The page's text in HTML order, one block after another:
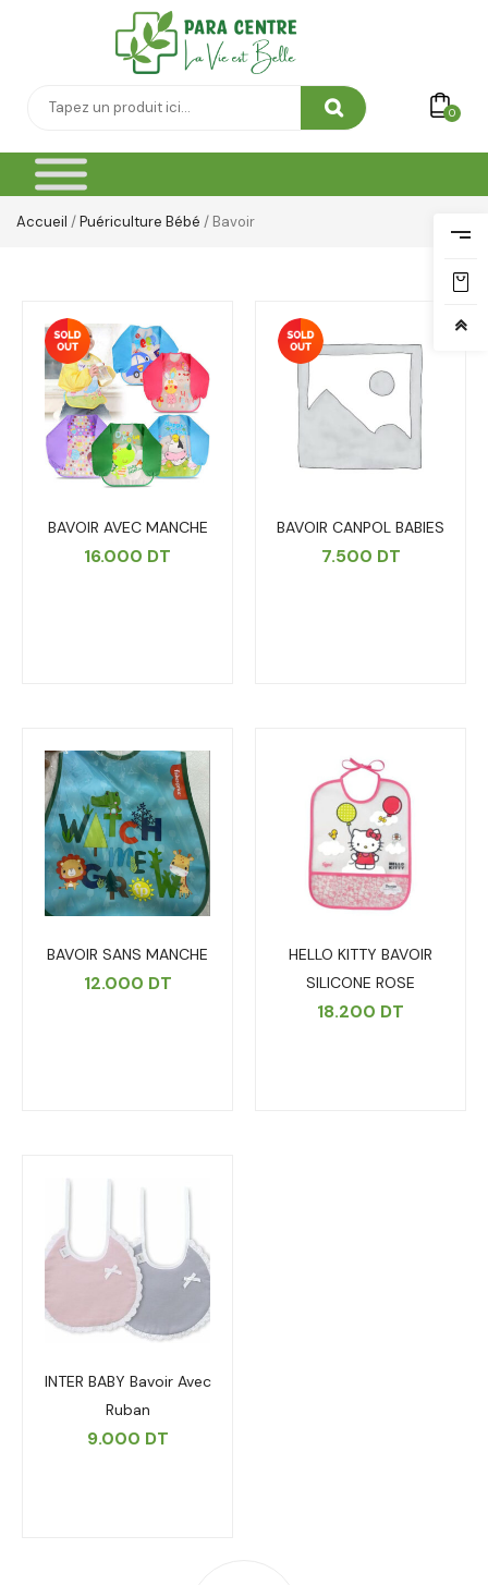
0
Accueil /Puériculture Bébé / Bavoir
BAVOIR AVEC MANCHE
16.000 DT
BAVOIR CANPOL BABIES
7.500 DT
BAVOIR SANS MANCHE
12.000 DT
HELLO KITTY BAVOIR
SILICONE ROSE
18.200 DT
INTER BABY Bavoir Avec
Ruban
9.000 DT